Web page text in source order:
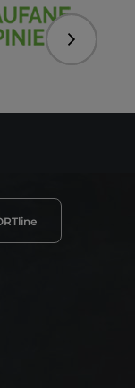
Następny